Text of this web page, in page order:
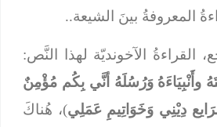
المعروفةُ بينَ الشيعة..
القراءةُ الآخونديّة لهذا النَّص:
وأَنْبِيَاءَهُ وَرُسُلَهُ أنَّي بِكُم مُؤْمِنٌ
دِيْنِي وَخَوَاتِيمِ عَمَلِي)، هُناكَ